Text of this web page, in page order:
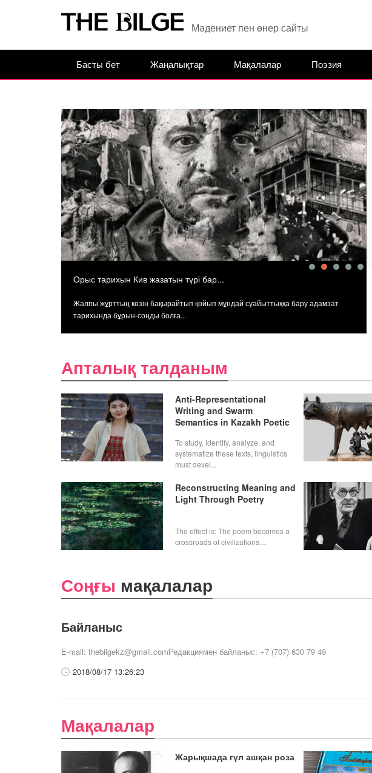
Мәдениет пен өнер сайты
Басты бет Жаңалықтар Мақалалар Поэзия
Орыс тарихын Кив жазатын түрі бар...
Жалпы жұрттың көзін бақырайтып қойып мұндай суайыттыққа бару адамзат
тарихында бұрын-соңды болға...
Апталық талданым
Anti-Representational
Writing and Swarm
Semantics in Kazakh Poetic
To study, identify, analyze, and
systematize these texts, linguistics
must devel...
Reconstructing Meaning and
Light Through Poetry
The effect is: The poem becomes a
crossroads of civilizations....
Соңғы мақалалар
Байланыс
E-mail: thebilgekz@gmail.comРедакциямен байланыс: +7 (707) 630 79 49
2018/08/17 13:26:23
Мақалалар
Жарықшада гүл ашқан роза